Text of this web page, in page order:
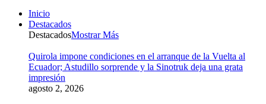
Inicio
Destacados
DestacadosMostrar Más
Quirola impone condiciones en el arranque de la Vuelta al
Ecuador; Astudillo sorprende y la Sinotruk deja una grata
impresión
agosto 2, 2026